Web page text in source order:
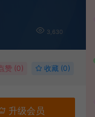
3,630
赞 (0) 收藏 (0)
升级会员